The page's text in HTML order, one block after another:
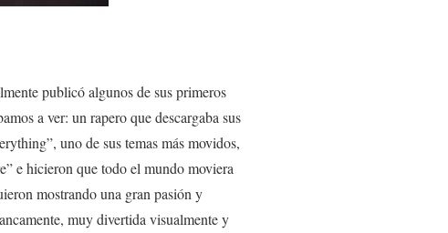
publicó algunos de sus primeros
a ver: un rapero que descargaba sus
uno de sus temas más movidos,
e hicieron que todo el mundo moviera
mostrando una gran pasión y
muy divertida visualmente y